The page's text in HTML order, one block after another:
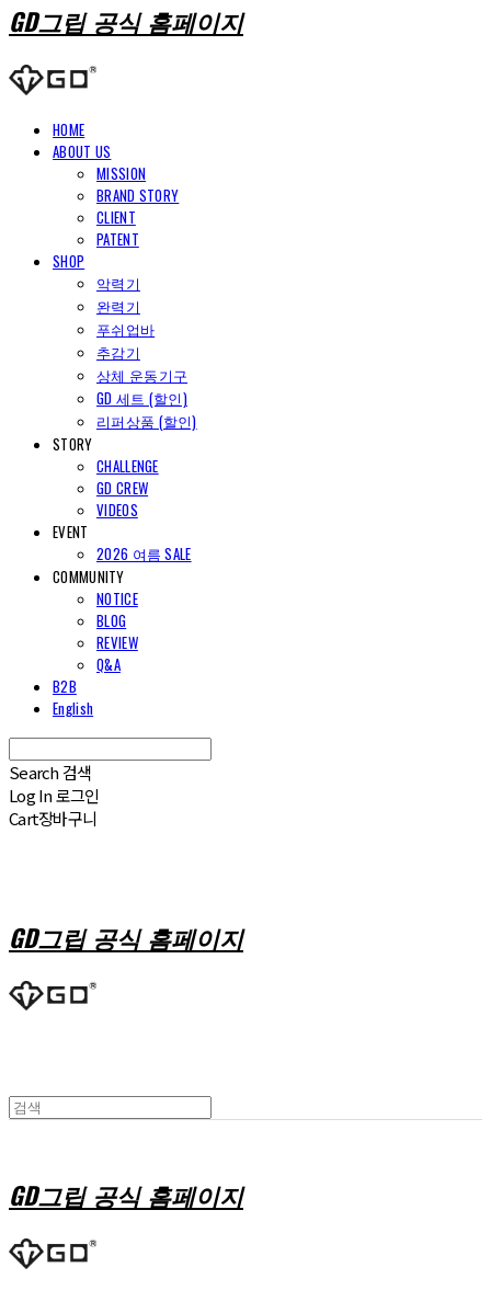
GD그립 공식 홈페이지
HOME
ABOUT US
MISSION
BRAND STORY
CLIENT
PATENT
SHOP
악력기
완력기
푸쉬업바
추감기
상체 운동기구
GD 세트 (할인)
리퍼상품 (할인)
STORY
CHALLENGE
GD CREW
VIDEOS
EVENT
2026 여름 SALE
COMMUNITY
NOTICE
BLOG
REVIEW
Q&A
B2B
English
Search 검색
Log In로그인
Cart장바구니
GD그립 공식 홈페이지
GD그립 공식 홈페이지